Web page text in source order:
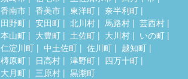
香南市
香美市 東洋町
奈半利町
田野町
安田町 北川村 馬路村
芸西村
本山町
大豊町 土佐町 大川村
いの町
仁淀川町
中土佐町 佐川町
越知町
梼原町
日高村 津野町
四万十町
大月町
三原村 黒潮町